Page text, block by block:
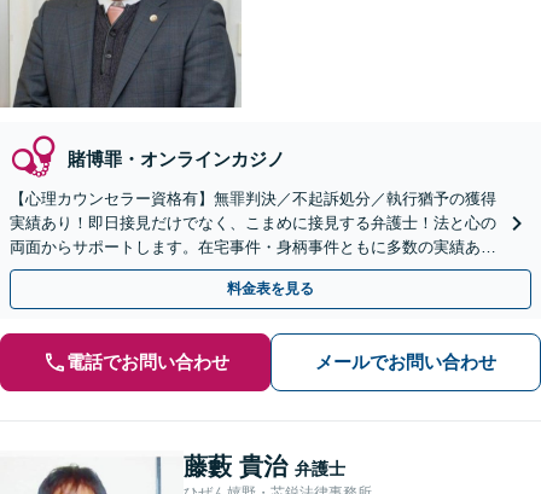
賭博罪・オンラインカジノ
【心理カウンセラー資格有】無罪判決／不起訴処分／執行猶予の獲得
実績あり！即日接見だけでなく、こまめに接見する弁護士！法と心の
両面からサポートします。在宅事件・身柄事件ともに多数の実績あり
【初回相談無料】【佐賀駅1分】
料金表を見る
電話でお問い合わせ メールでお問い合わせ
藤藪 貴治 弁護士